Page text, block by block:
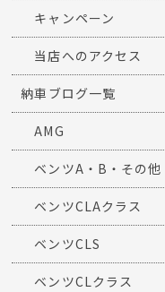
キャンペーン
当店へのアクセス
納車ブログ一覧
AMG
ベンツA・B・その他
ベンツCLAクラス
ベンツCLS
ベンツCLクラス